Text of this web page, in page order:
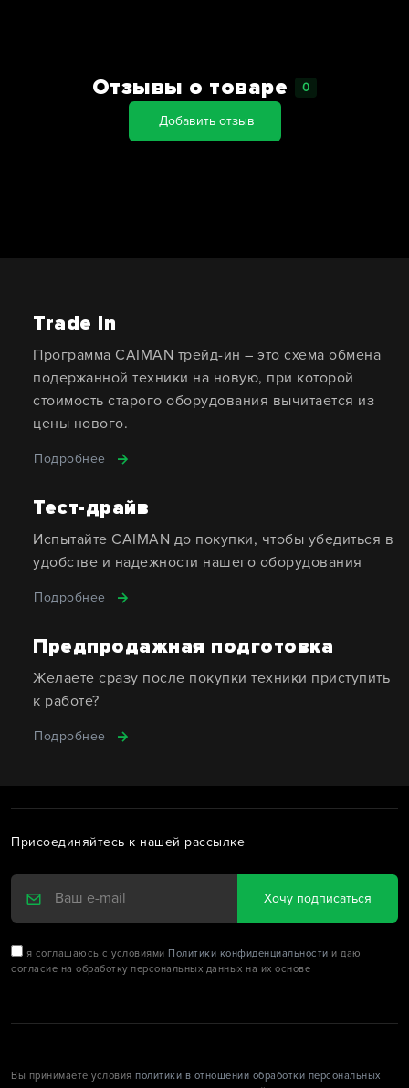
Отзывы о товаре 0
Добавить отзыв
Trade In
Программа CAIMAN трейд-ин – это схема обмена
подержанной техники на новую, при которой
стоимость старого оборудования вычитается из
цены нового.
Подробнее
Тест-драйв
Испытайте CAIMAN до покупки, чтобы убедиться в
удобстве и надежности нашего оборудования
Подробнее
Предпродажная подготовка
Желаете сразу после покупки техники приступить
к работе?
Подробнее
Присоединяйтесь к нашей рассылке
Хочу подписаться
я соглашаюсь с условиями Политики конфиденциальности и даю
согласие на обработку персональных данных на их основе
Вы принимаете условия политики в отношении обработки персональных